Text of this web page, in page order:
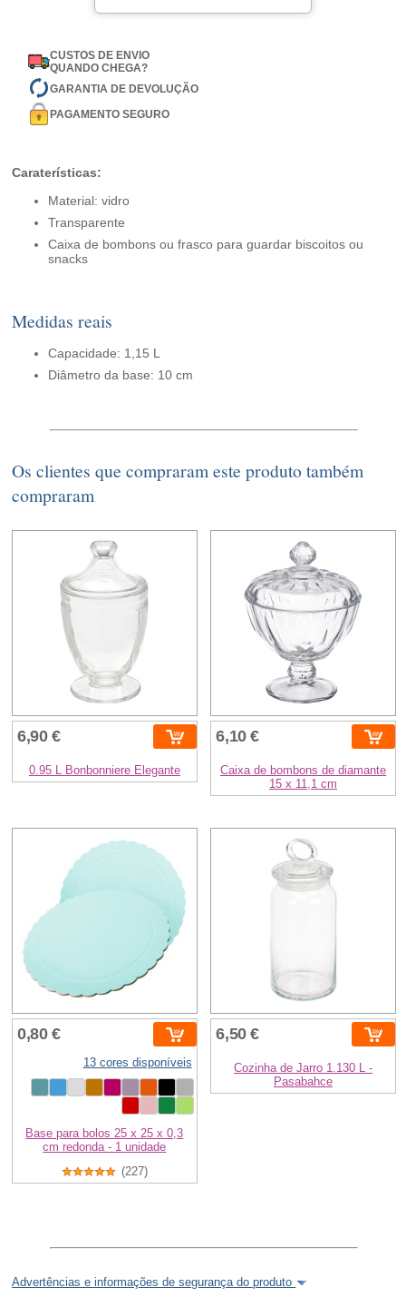
CUSTOS DE ENVIO
QUANDO CHEGA?
GARANTIA DE DEVOLUÇÃO
PAGAMENTO SEGURO
Caraterísticas:
Material: vidro
Transparente
Caixa de bombons ou frasco para guardar biscoitos ou
snacks
Medidas reais
Capacidade: 1,15 L
Diâmetro da base: 10 cm
Os clientes que compraram este produto também
compraram
6,90 €
0.95 L Bonbonniere Elegante
6,10 €
Caixa de bombons de diamante
15 x 11,1 cm
0,80 €
13 cores disponíveis
Base para bolos 25 x 25 x 0,3
cm redonda - 1 unidade
(227)
6,50 €
Cozinha de Jarro 1.130 L -
Pasabahce
Advertências e informações de segurança do produto